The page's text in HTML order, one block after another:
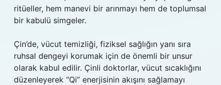
ritüeller, hem manevi bir arınmayı hem de toplumsal
bir kabulü simgeler.
Çin’de, vücut temizliği, fiziksel sağlığın yanı sıra
ruhsal dengeyi korumak için de önemli bir unsur
olarak kabul edilir. Çinli doktorlar, vücut sıcaklığını
düzenleyerek “Qi” enerjisinin akışını sağlamayı